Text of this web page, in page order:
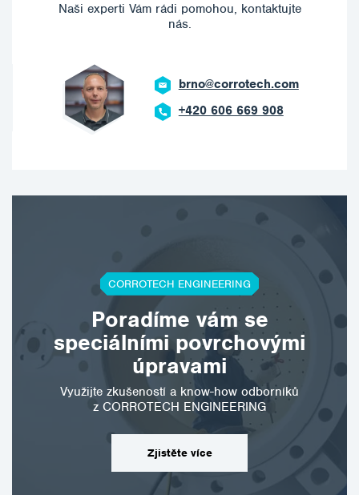
Naši experti Vám rádi pomohou, kontaktujte
nás.
brno@corrotech.com
+420 606 669 908
CORROTECH ENGINEERING
Poradíme vám se
speciálními povrchovými
úpravami
Využijte zkušeností a know-how odborníků
z CORROTECH ENGINEERING
Zjistěte více